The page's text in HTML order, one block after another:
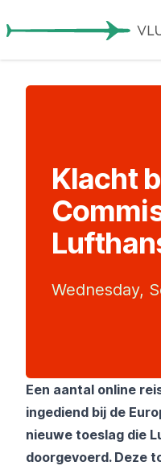
Klacht
Wednesday,
Een aantal online
ingediend bij de
nieuwe toeslag die
doorgevoerd. Deze